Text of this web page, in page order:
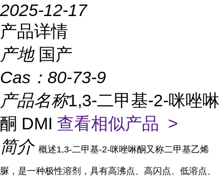
2025-12-17
产品详情
产地 国产
Cas： 80-73-9
产品名称1,3-二甲基-2-咪唑啉
酮 DMI 查看相似产品 >
简介 概述1,3-二甲基-2-咪唑啉酮又称二甲基乙烯
脲，是一种极性溶剂，具有高沸点、高闪点、低溶点、